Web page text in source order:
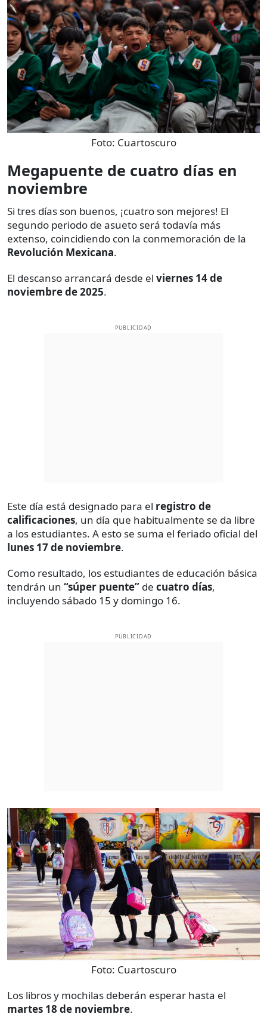
Foto: Cuartoscuro
Megapuente de cuatro días en
noviembre
Si tres días son buenos, ¡cuatro son mejores! El
segundo periodo de asueto será todavía más
extenso, coincidiendo con la conmemoración de la
Revolución Mexicana.
El descanso arrancará desde el viernes 14 de
noviembre de 2025.
PUBLICIDAD
Este día está designado para el registro de
calificaciones, un día que habitualmente se da libre
a los estudiantes. A esto se suma el feriado oficial del
lunes 17 de noviembre.
Como resultado, los estudiantes de educación básica
tendrán un “súper puente” de cuatro días,
incluyendo sábado 15 y domingo 16.
PUBLICIDAD
Foto: Cuartoscuro
Los libros y mochilas deberán esperar hasta el
martes 18 de noviembre.